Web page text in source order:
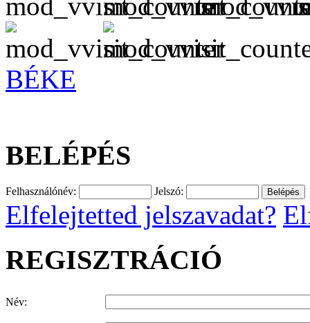
BÉKE
BELÉPÉS
Felhasználónév: Jelszó:
Elfelejtetted jelszavadat?
REGISZTRÁCIÓ
Név: